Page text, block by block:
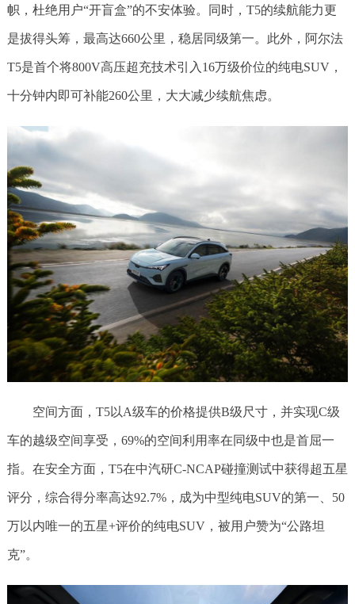
帜，杜绝用户“开盲盒”的不安体验。同时，T5的续航能力更
是拔得头筹，最高达660公里，稳居同级第一。此外，阿尔法
T5是首个将800V高压超充技术引入16万级价位的纯电SUV，
十分钟内即可补能260公里，大大减少续航焦虑。
空间方面，T5以A级车的价格提供B级尺寸，并实现C级
车的越级空间享受，69%的空间利用率在同级中也是首屈一
指。在安全方面，T5在中汽研C-NCAP碰撞测试中获得超五星
评分，综合得分率高达92.7%，成为中型纯电SUV的第一、50
万以内唯一的五星+评价的纯电SUV，被用户赞为“公路坦
克”。